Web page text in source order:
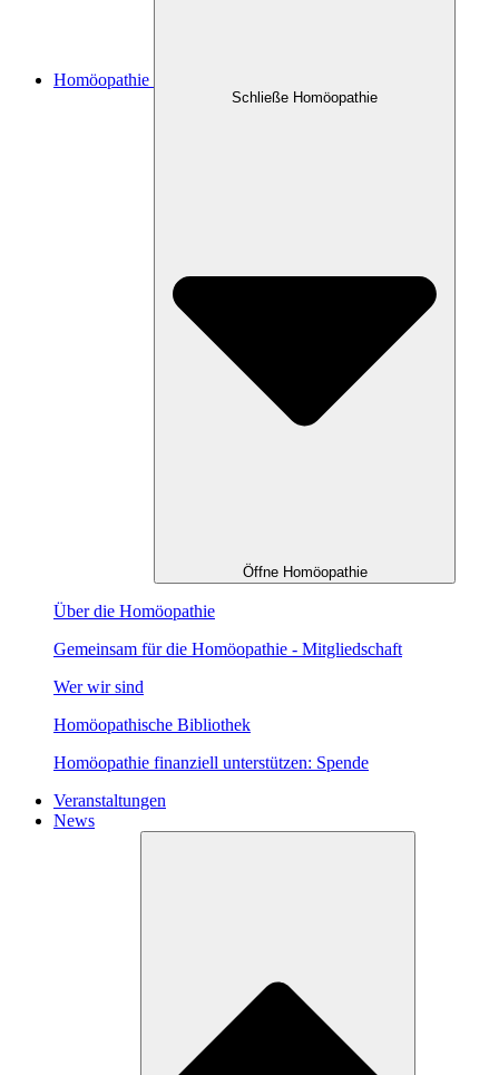
Homöopathie
Schließe Homöopathie
Öffne Homöopathie
Über die Homöopathie
Gemeinsam für die Homöopathie - Mitgliedschaft
Wer wir sind
Homöopathische Bibliothek
Homöopathie finanziell unterstützen: Spende
Veranstaltungen
News